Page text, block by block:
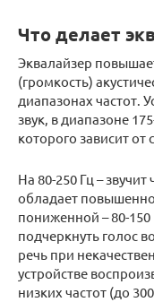
Что делает
Эквалайзер
(громкость)
диапазонах частот.
звук, в диапазоне
которого зависит от
На 80-250 Гц –
обладает
пониженной – 80-150
подчеркнуть голос
речь при
устройстве
низких частот (до